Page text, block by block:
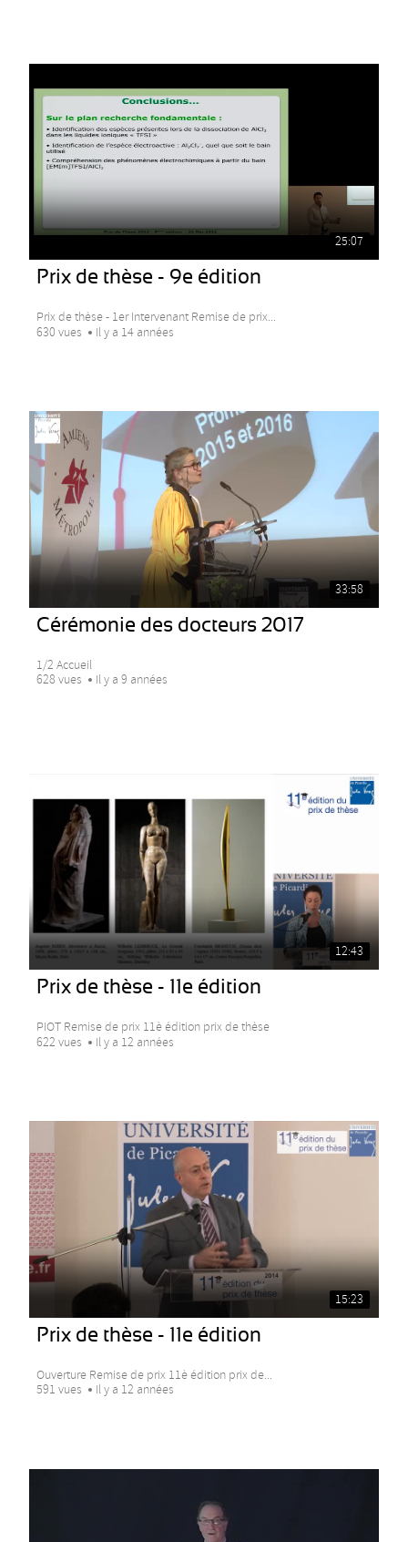
25:07
Prix de thèse - 9e édition
Prix de thèse - 1er Intervenant Remise de prix...
630 vues
Il y a 14 années
33:58
Cérémonie des docteurs 2017
1/2 Accueil
628 vues
Il y a 9 années
12:43
Prix de thèse - 11e édition
PIOT Remise de prix 11è édition prix de thèse
622 vues
Il y a 12 années
15:23
Prix de thèse - 11e édition
Ouverture Remise de prix 11è édition prix de...
591 vues
Il y a 12 années